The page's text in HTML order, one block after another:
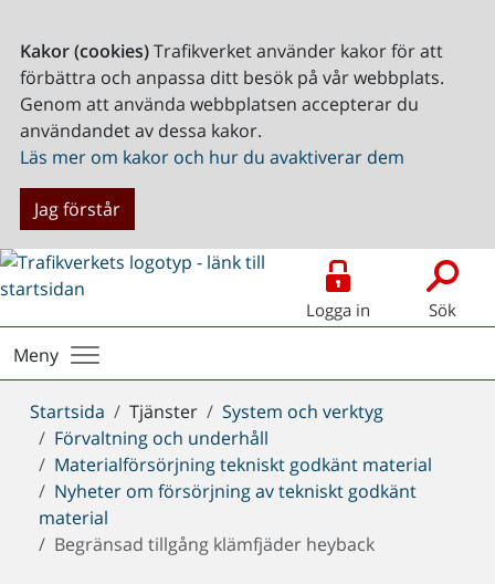
Kakor (cookies)Trafikverket använder kakor för att
förbättra och anpassa ditt besök på vår webbplats.
Genom att använda webbplatsen accepterar du
användandet av dessa kakor.
Läs mer om kakor och hur du avaktiverar dem
Jag förstår
Logga in Sök
Meny
Du
är
här:
Startsida Tjänster
System och verktyg
Förvaltning och underhåll
Materialförsörjning tekniskt godkänt material
Nyheter om försörjning av tekniskt godkänt
material
Begränsad tillgång klämfjäder heyback